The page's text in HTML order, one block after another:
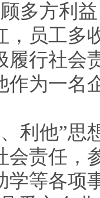
多方利
，员工多
履行社会
作为一名
利他”思
会责任，
学等各项